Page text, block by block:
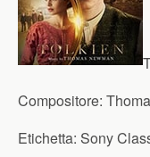
Compositore:
Etichetta: Sony